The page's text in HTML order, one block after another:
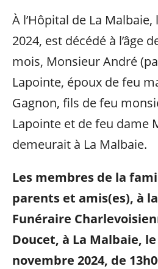
À l’Hôpital de La
2024, est décédé à l’âge
mois, Monsieur André
Lapointe, époux de feu
Gagnon, fils de feu
Lapointe et de feu dame
demeurait à La Malbaie.
Les membres de la
parents et amis(es), à
Funéraire
Doucet, à La Malbaie,
novembre 2024, de